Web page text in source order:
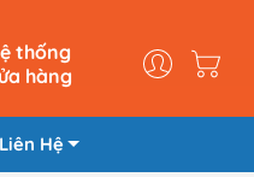
thống
hàng
Liên Hệ